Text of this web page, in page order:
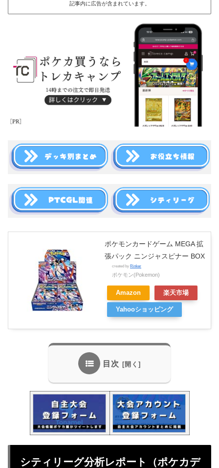
記事内に広告が含まれています。
ポケモンカードゲーム MEGA 拡
張パック ニンジャスピナー BOX
created by Rinker
ポケモン(Pokemon)
Amazon 楽天市場
Yahooショッピング
目次
シティリーグ分析レポート（ポケカデ